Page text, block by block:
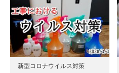
新型コロナウイルス対策